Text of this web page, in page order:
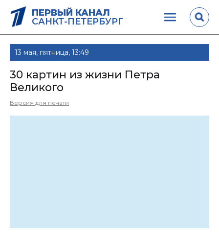
ПЕРВЫЙ КАНАЛ
САНКТ-ПЕТЕРБУРГ
13 мая, пятница, 13:49
30 картин из жизни Петра
Великого
Версия для печати